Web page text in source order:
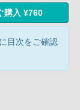
購入 ¥760
目次をご確認